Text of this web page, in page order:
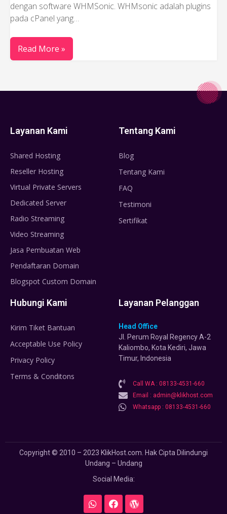
dengan software WHMSonic. WHMsonic adalah plugins
pada cPanel yang…
Read More »
Layanan Kami
Shared Hosting
Reseller Hosting
Virtual Private Servers
Dedicated Server
Radio Streaming
Video Streaming
Jasa Pembuatan Web
Pendaftaran Domain
Blogspot Custom Domain
Tentang Kami
Blog
Tentang Kami
FAQ
Testimoni
Sertifikat
Hubungi Kami
Kirim Tiket Bantuan
Acceptable Use Policy
Privacy Policy
Terms & Conditons
Layanan Pelanggan
Head Office
Jl. Perum Royal Regency A-2
Kaliombo, Kota Kediri, Jawa
Timur, Indonesia
Call WA : 08133-4531-660
Email : admin@klikhost.com
Whatsapp : 08133-4531-660
Copyright © 2010 – 2023 KlikHost.com. Hak Cipta Dilindungi
Undang – Undang
Social Media: